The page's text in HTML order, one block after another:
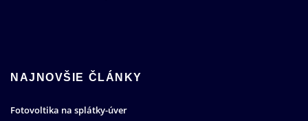
NAJNOVŠIE ČLÁNKY
Fotovoltika na splátky-úver